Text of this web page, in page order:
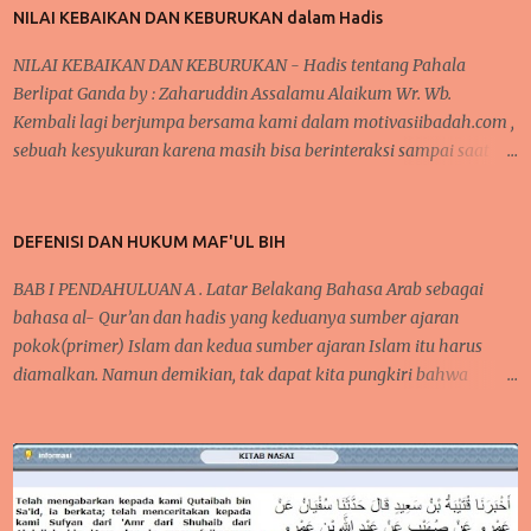
membutu...
NILAI KEBAIKAN DAN KEBURUKAN dalam Hadis
NILAI KEBAIKAN DAN KEBURUKAN - Hadis tentang Pahala
Berlipat Ganda by : Zaharuddin Assalamu Alaikum Wr. Wb.
Kembali lagi berjumpa bersama kami dalam motivasiibadah.com ,
sebuah kesyukuran karena masih bisa berinteraksi sampai saat
kebaikan dan menjauhkan kita dari jalan keburukan. Pada
konsistensi dalam beribadah, baik dari segi mengontrol mindset
dan niat dalam beribadah, begitupula karena faktor kebiasaan
yang bisa membantu seseorang agar tetap semangat dalam
melaksanakan kebaikan dan bernilai ibadah kepada Allah Swt .
Ketekunan BAGAIMANAKAH ALLAH MEMBALAS KEBAIKAN ITU ?
Semangat dalam melak...
DEFENISI DAN HUKUM MAF'UL BIH
BAB I PENDAHULUAN A . Latar Belakang Bahasa Arab sebagai
bahasa al- Qur’an dan hadis yang keduanya sumber ajaran
pokok(primer) Islam dan kedua sumber ajaran Islam itu harus
diamalkan. Namun demikian, tak dapat kita pungkiri bahwa
mempelajarinya. Karena bahasa Arab mempunyai karakter dan
keistimewaan tersendiri yang berbeda, bahkan mungkin tidak
dimiliki oleh bahasa-bahasa yang lain. Al-Lughah al-‘Arabiyyah